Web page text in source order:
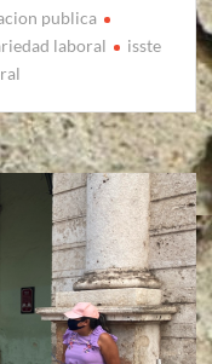
publica
laboral
isste